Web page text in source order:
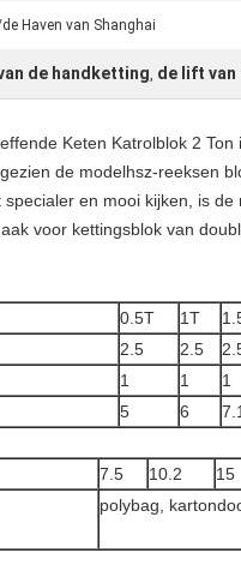
Haven van Shanghai
de handketting, de lift
Keten Katrolblok 2
de modelhsz-reeksen
en mooi kijken, is
voor kettingsblok van
0.5T 1T
2.5 2.5
1 1 1
5 6 7.1
7.5 10.2 15
polybag,